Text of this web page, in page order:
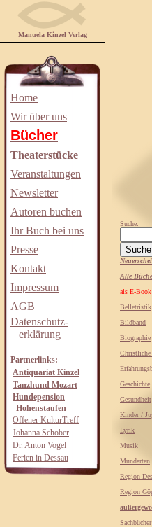
Manuela Kinzel Verlag
Home
Wir über uns
Bücher
Theaterstücke
Veranstaltungen
Newsletter
Autoren buchen
Ihr Buch bei uns
Presse
Kontakt
Impressum
AGB
Datenschutz-
erklärung
Partnerlinks:
Antiquariat Kinzel
Tanzhund Mozart
Hundepension
Hohenstaufen
Offener KulturTreff
Johanna Schober
Dr. Anton Vogel
Ferien in Dessau
Suche:
Alle
als E-
Belletristik
Bildband
Biographie
Geschichte
Gesundheit
Kinder /
Lyrik
Musik
Mundarten
Region
Region
Sachbücher